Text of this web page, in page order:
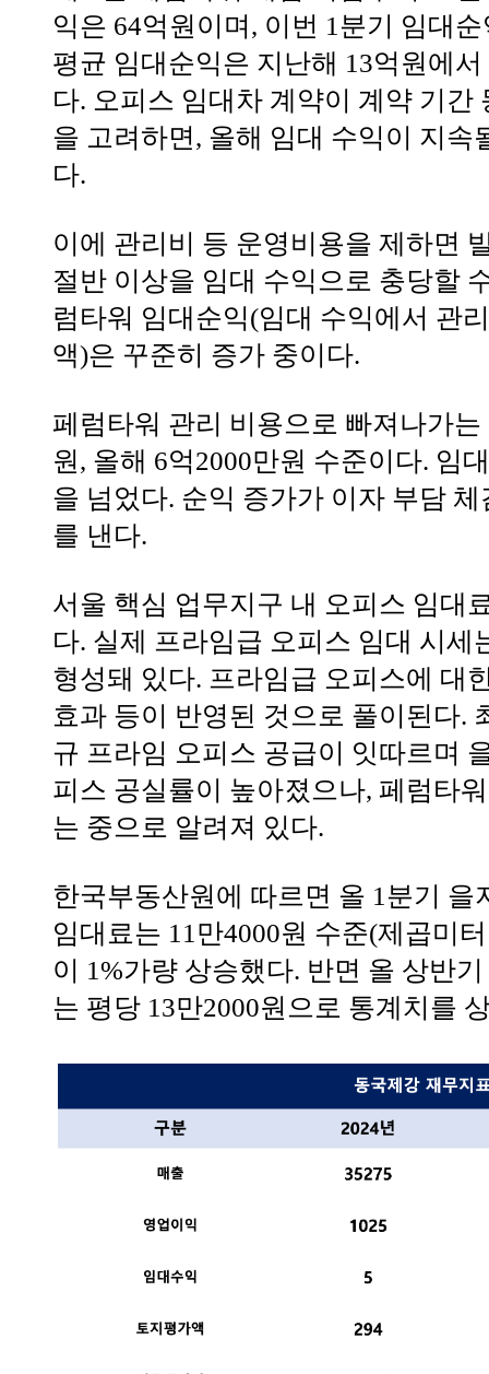
익은 64억원이며, 이번 1분기 임대
평균 임대순익은 지난해 13억원에
다. 오피스 임대차 계약이 계약 기간
을 고려하면, 올해 임대 수익이 지속
다.
이에 관리비 등 운영비용을 제하면
절반 이상을 임대 수익으로 충당할
럼타워 임대순익(임대 수익에서 관
액)은 꾸준히 증가 중이다.
페럼타워 관리 비용으로 빠져나가
원, 올해 6억2000만원 수준이다. 임
을 넘었다. 순익 증가가 이자 부담
를 낸다.
서울 핵심 업무지구 내 오피스 임대
다. 실제 프라임급 오피스 임대 시세
형성돼 있다. 프라임급 오피스에 대
효과 등이 반영된 것으로 풀이된다.
규 프라임 오피스 공급이 잇따르며
피스 공실률이 높아졌으나, 페럼타
는 중으로 알려져 있다.
한국부동산원에 따르면 올 1분기
임대료는 11만4000원 수준(제곱미
이 1%가량 상승했다. 반면 올 상반
는 평당 13만2000원으로 통계치를